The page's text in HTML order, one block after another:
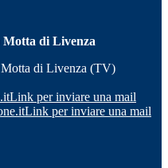
di Livenza
di Livenza (TV)
Link per inviare una mail
Link per inviare una mail